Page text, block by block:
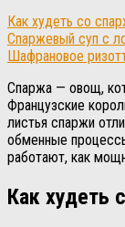
Как худеть со
Спаржевый суп с
Шафрановое
Спаржа — овощ,
Французские
листья спаржи
обменные
работают, как
Как худеть